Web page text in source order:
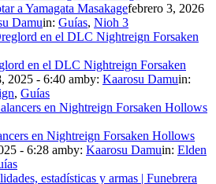
a Yamagata Masakagefebrero 3, 2026
Damuin: Guías, Nioh 3
en el DLC Nightreign Forsaken
2025 - 6:40 amby: Kaarosu Damuin:
, Guías
en Nightreign Forsaken Hollows
- 6:28 amby: Kaarosu Damuin: Elden